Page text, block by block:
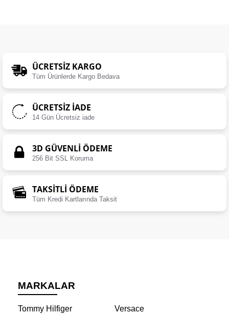
ÜCRETSIZ KARGO
Tüm Ürünlerde Kargo Bedava
ÜCRETSIZ İADE
14 Gün Ücretsiz iade
3D GÜVENLİ ÖDEME
256 Bit SSL Koruma
TAKSİTLİ ÖDEME
Tüm Kredi Kartlarında Taksit
MARKALAR
Tommy Hilfiger
Versace